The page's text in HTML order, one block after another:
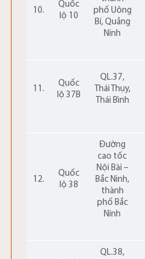
10.
Quốc
lộ 10
phố Uông
Bí, Quảng
Ninh
11.
Quốc
lộ 37B
QL.37,
Thái Thụy,
Thái Bình
12.
Quốc
lộ 38
Đường
cao tốc
Nội Bài –
Bắc Ninh,
thành
phố Bắc
Ninh
QL.38,